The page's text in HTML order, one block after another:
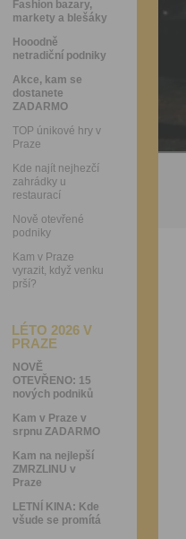
Fashion bazary,
markety a blešáky
Hooodně
netradiční podniky
Akce, kam se
dostanete
ZADARMO
TOP únikové hry v
Praze
Kde najít nejhezčí
zahrádky u
restaurací
Nově otevřené
podniky
Kam v Praze
vyrazit, když venku
prší?
LÉTO 2026 V
PRAZE
NOVĚ
OTEVŘENO: 15
nových podniků
Kam v Praze v
srpnu ZADARMO
Kam na nejlepší
ZMRZLINU v
Praze
LETNÍ KINA: Kde
všude se promítá